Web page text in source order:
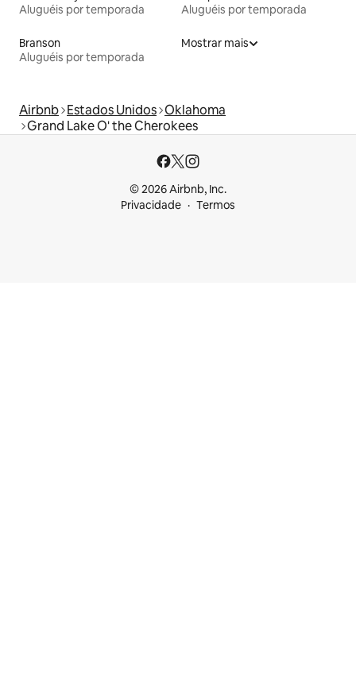
Aluguéis por temporada
Aluguéis por temporada
Branson
Aluguéis por temporada
Mostrar mais
Airbnb Estados Unidos Oklahoma
Grand Lake O' the Cherokees
© 2026 Airbnb, Inc.
Privacidade
Termos